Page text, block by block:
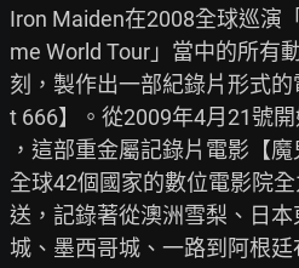
Iron Maiden在2008全球巡演
me World Tour」當中的所有
刻，製作出一部紀錄片形式
t 666】。從2009年4月21號
，這部重金屬記錄片電影【
全球42個國家的數位電影院
送，記錄著從澳洲雪梨、日
城、墨西哥城、一路到阿根廷